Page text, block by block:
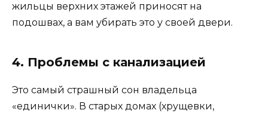
жильцы верхних этажей приносят на
подошвах, а вам убирать это у своей двери.
4. Проблемы с канализацией
Это самый страшный сон владельца
«единички». В старых домах (хрущевки,